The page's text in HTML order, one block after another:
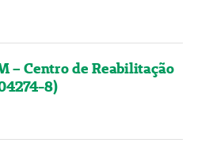
– Centro de Reabilitação
8)